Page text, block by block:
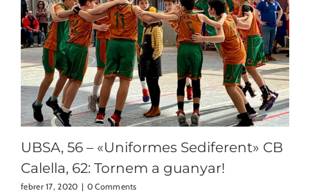
UBSA, 56 – «Uniformes Sediferent» CB
Calella, 62: Tornem a guanyar!
febrer 17, 2020 | 0 Comments